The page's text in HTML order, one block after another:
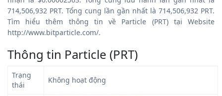
714,506,932 PRT. Tổng cung lần gần nhất là 714,506,932 PRT.
Tìm hiểu thêm thông tin về Particle (PRT) tại Website
http://www.bitparticle.com/.
Thông tin Particle (PRT)
Trạng
thái
Không hoạt động